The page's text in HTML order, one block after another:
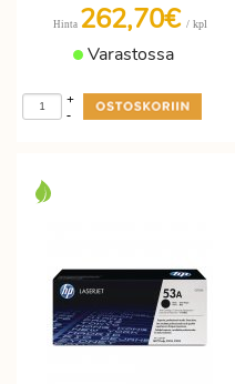
Hinta 262,70€ / kpl
Varastossa
-
+